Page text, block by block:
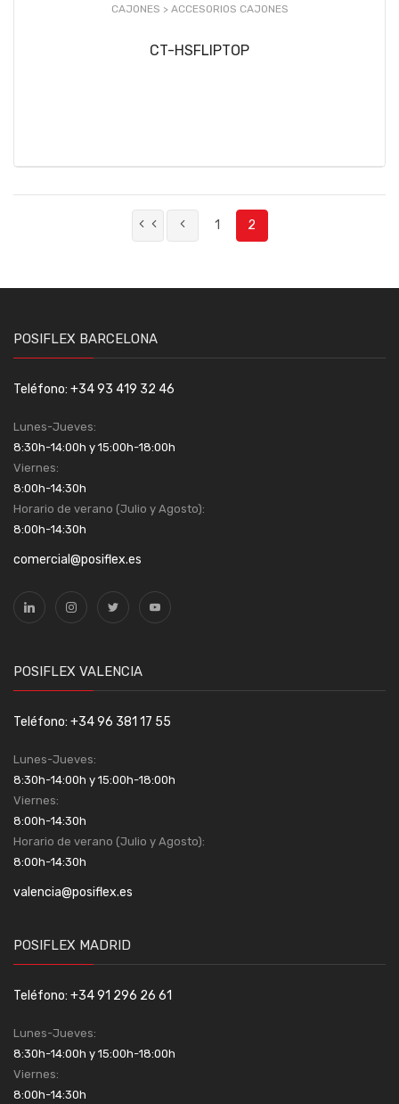
CAJONES > ACCESORIOS CAJONES
CT-HSFLIPTOP
1 2
POSIFLEX BARCELONA
Teléfono: +34 93 419 32 46
Lunes-Jueves:
8:30h-14:00h y 15:00h-18:00h
Viernes:
8:00h-14:30h
Horario de verano (Julio y Agosto):
8:00h-14:30h
comercial@posiflex.es
POSIFLEX VALENCIA
Teléfono: +34 96 381 17 55
Lunes-Jueves:
8:30h-14:00h y 15:00h-18:00h
Viernes:
8:00h-14:30h
Horario de verano (Julio y Agosto):
8:00h-14:30h
valencia@posiflex.es
POSIFLEX MADRID
Teléfono: +34 91 296 26 61
Lunes-Jueves:
8:30h-14:00h y 15:00h-18:00h
Viernes:
8:00h-14:30h